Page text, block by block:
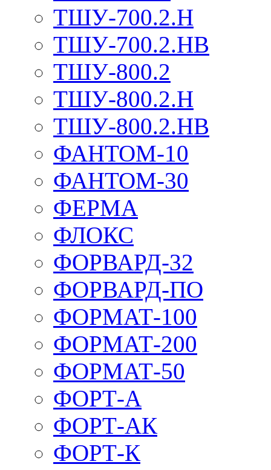
ТШУ-700.2.Н
ТШУ-700.2.НВ
ТШУ-800.2
ТШУ-800.2.Н
ТШУ-800.2.НВ
ФАНТОМ-10
ФАНТОМ-30
ФЕРМА
ФЛОКС
ФОРВАРД-32
ФОРВАРД-ПО
ФОРМАТ-100
ФОРМАТ-200
ФОРМАТ-50
ФОРТ-А
ФОРТ-АК
ФОРТ-К